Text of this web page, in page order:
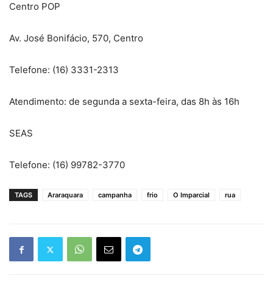
Centro POP
Av. José Bonifácio, 570, Centro
Telefone: (16) 3331-2313
Atendimento: de segunda a sexta-feira, das 8h às 16h
SEAS
Telefone: (16) 99782-3770
TAGS Araraquara campanha frio O Imparcial rua